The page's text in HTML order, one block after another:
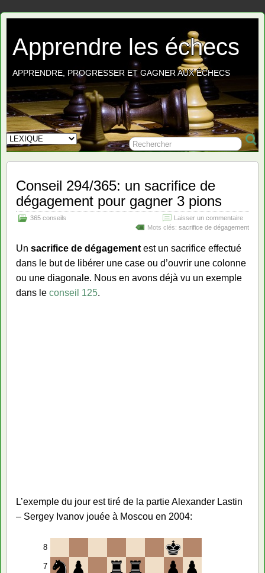
Apprendre les échecs
APPRENDRE, PROGRESSER ET GAGNER AUX ÉCHECS
Conseil 294/365: un sacrifice de
dégagement pour gagner 3 pions
365 conseils
Laisser un commentaire
Mots clés: sacrifice de dégagement
Un sacrifice de dégagement est un sacrifice effectué
dans le but de libérer une case ou d’ouvrir une colonne
ou une diagonale. Nous en avons déjà vu un exemple
dans le conseil 125.
L’exemple du jour est tiré de la partie Alexander Lastin
– Sergey Ivanov jouée à Moscou en 2004:
8
7